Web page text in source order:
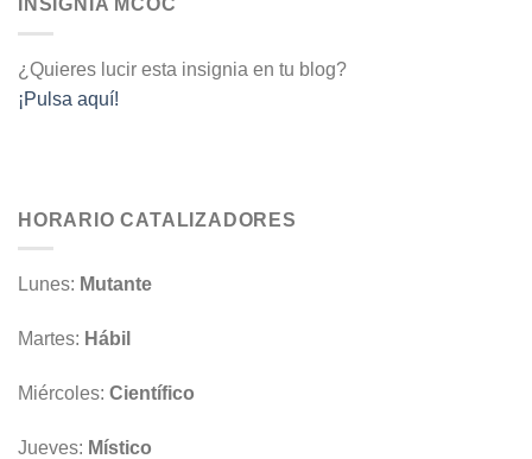
INSIGNIA MCOC
¿Quieres lucir esta insignia en tu blog?
¡Pulsa aquí!
HORARIO CATALIZADORES
Lunes: Mutante
Martes: Hábil
Miércoles: Científico
Jueves: Místico